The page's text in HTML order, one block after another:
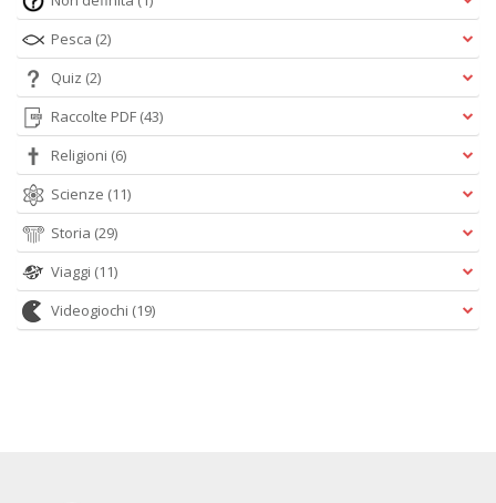
Pesca (2)
Quiz (2)
Raccolte PDF (43)
Religioni (6)
Scienze (11)
Storia (29)
Viaggi (11)
Videogiochi (19)